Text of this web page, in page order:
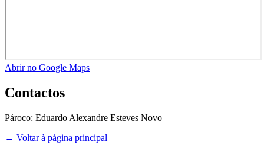
Abrir no Google Maps
Contactos
Pároco: Eduardo Alexandre Esteves Novo
← Voltar à página principal